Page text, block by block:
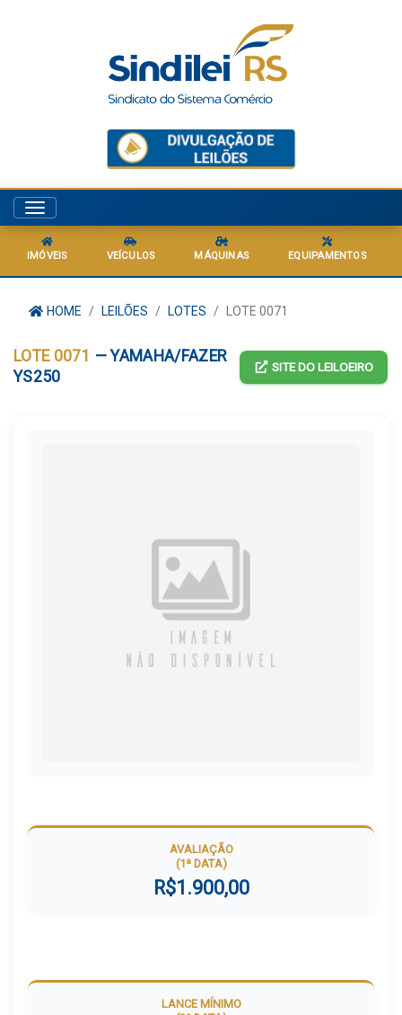
Menu
IMÓVEIS VEÍCULOS MÁQUINAS EQUIPAMENTOS
HOME LEILÕES LOTES LOTE 0071
LOTE 0071 — YAMAHA/FAZER
YS250
SITE DO LEILOEIRO
AVALIAÇÃO
(1ª DATA)
R$1.900,00
LANCE MÍNIMO